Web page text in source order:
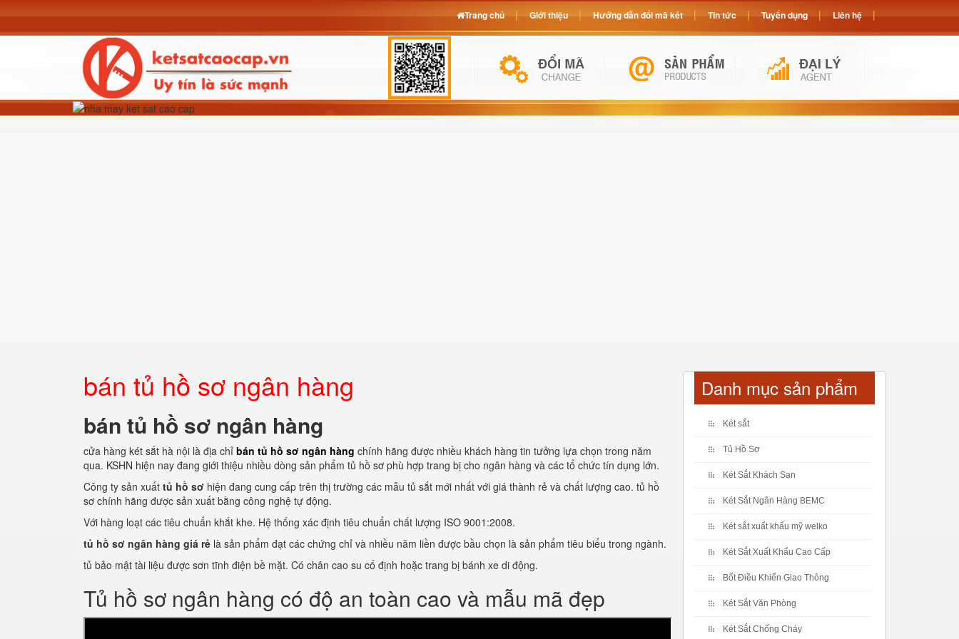
bán tủ hồ sơ ngân hàng
bán tủ hồ sơ ngân hàng
cửa hàng két sắt hà nội là địa chỉ bán tủ hồ sơ ngân hàng chính hãng được nhiều khách hàng tin tưởng lựa chọn trong năm
qua. KSHN hiện nay đang giới thiệu nhiều dòng sản phẩm tủ hồ sơ phù hợp trang bị cho ngân hàng và các tổ chức tín dụng lớn.
Công ty sản xuất tủ hồ sơ hiện đang cung cấp trên thị trường các mẫu tủ sắt mới nhất với giá thành rẻ và chất lượng cao. tủ hồ
sơ chính hãng được sản xuất bằng công nghệ tự động.
Với hàng loạt các tiêu chuẩn khắt khe. Hệ thống xác định tiêu chuẩn chất lượng ISO 9001:2008.
tủ hồ sơ ngân hàng giá rẻ là sản phẩm đạt các chứng chỉ và nhiều năm liền được bầu chọn là sản phẩm tiêu biểu trong ngành.
tủ bảo mật tài liệu được sơn tĩnh điện bề mặt. Có chân cao su cố định hoặc trang bị bánh xe di động.
Tủ hồ sơ ngân hàng có độ an toàn cao và mẫu mã đẹp
Danh mục sản phẩm
Két sắt
Tủ Hồ Sơ
Két Sắt Khách Sạn
Két Sắt Ngân Hàng BEMC
Két sắt xuất khẩu mỹ welko
Két Sắt Xuất Khẩu Cao Cấp
Bốt Điều Khiển Giao Thông
Két Sắt Văn Phòng
Két Sắt Chống Cháy
Trang chủ Giới thiệu Hướng dẫn đổi mã két Tin tức Tuyển dụng Liên hệ